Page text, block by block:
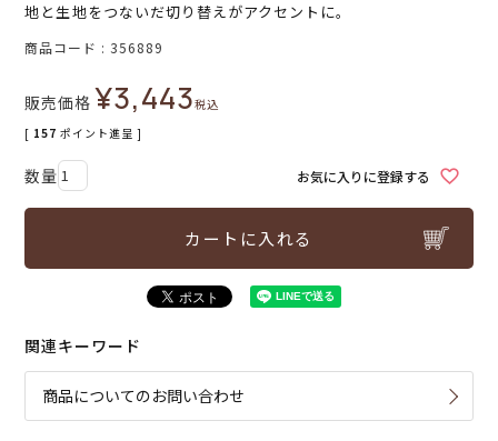
地と生地をつないだ切り替えがアクセントに。
商品コード 356889
販売価格 ¥3,443税込
[ 157 ポイント進呈 ]
お気に入りに登録する
カートに入れる
関連キーワード
商品についてのお問い合わせ